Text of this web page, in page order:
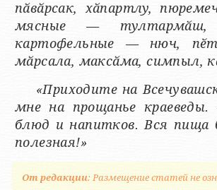
пӑвӑрсак, хӑпартлу,
мясные — тултармӑш,
картофельные — нюч,
мӑрсала, максӑма, симпыл,
«Приходите на
мне на прощанье
блюд и напитков. Вся пища
полезная!»
От редакции: Размещение статей не